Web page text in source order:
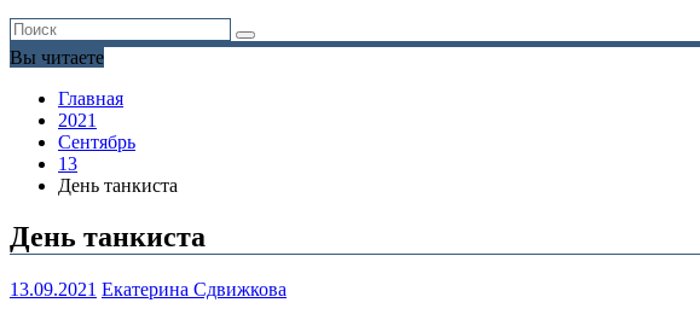
Вы читаете
Главная
2021
Сентябрь
13
День танкиста
День танкиста
13.09.2021 Екатерина Сдвижкова